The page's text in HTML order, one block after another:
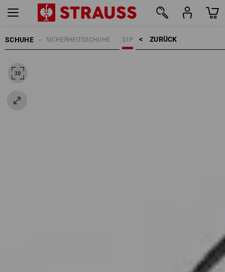
SCHUHE ZURÜCK    >
S1P
SICHERHEITSSCHUHE